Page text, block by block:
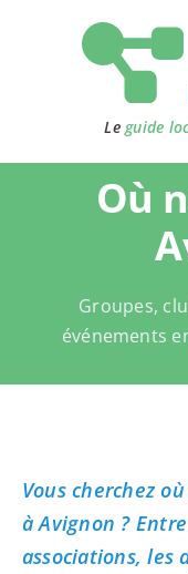
Le guide
Où
Groupes,
événements
Vous cherchez
à Avignon ?
associations, les